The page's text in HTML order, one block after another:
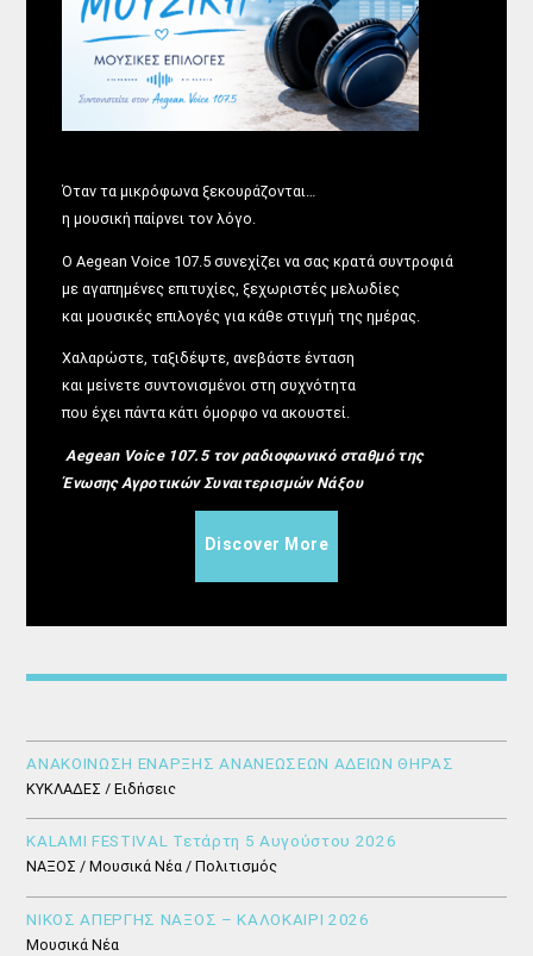
Όταν τα μικρόφωνα ξεκουράζονται…
η μουσική παίρνει τον λόγο.
Ο Aegean Voice 107.5 συνεχίζει να σας κρατά συντροφιά
με αγαπημένες επιτυχίες, ξεχωριστές μελωδίες
και μουσικές επιλογές για κάθε στιγμή της ημέρας.
Χαλαρώστε, ταξιδέψτε, ανεβάστε ένταση
και μείνετε συντονισμένοι στη συχνότητα
που έχει πάντα κάτι όμορφο να ακουστεί.
Aegean Voice 107.5 τον ραδιοφωνικό σταθμό της
Ένωσης Αγροτικών Συναιτερισμών Νάξου
Discover More
ΑΝΑΚΟΙΝΩΣΗ ΕΝΑΡΞΗΣ ΑΝΑΝΕΩΣΕΩΝ ΑΔΕΙΩΝ ΘΗΡΑΣ
ΚΥΚΛΑΔΕΣ / Ειδήσεις
KALAMI FESTIVAL Τετάρτη 5 Αυγούστου 2026
ΝΑΞΟΣ / Μουσικά Νέα / Πολιτισμός
ΝΙΚΟΣ ΑΠΕΡΓΗΣ ΝΑΞΟΣ – ΚΑΛΟΚΑΙΡΙ 2026
Μουσικά Νέα